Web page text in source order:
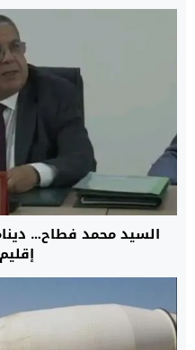
السيد محمد فطاح…